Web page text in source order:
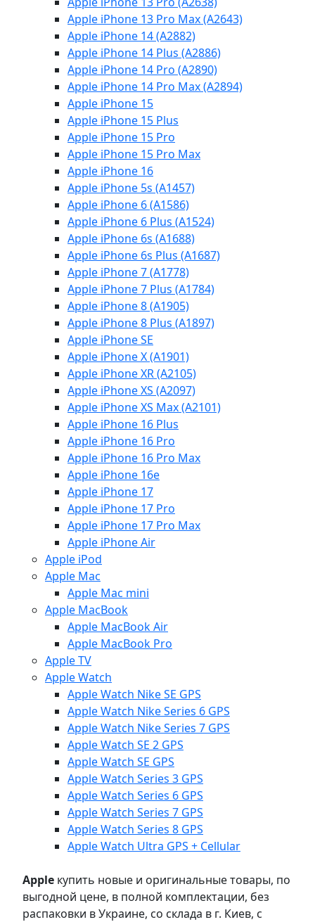
Apple iPhone 13 Pro Max (A2643)
Apple iPhone 14 (A2882)
Apple iPhone 14 Plus (A2886)
Apple iPhone 14 Pro (A2890)
Apple iPhone 14 Pro Max (A2894)
Apple iPhone 15
Apple iPhone 15 Plus
Apple iPhone 15 Pro
Apple iPhone 15 Pro Max
Apple iPhone 16
Apple iPhone 5s (A1457)
Apple iPhone 6 (A1586)
Apple iPhone 6 Plus (A1524)
Apple iPhone 6s (A1688)
Apple iPhone 6s Plus (A1687)
Apple iPhone 7 (A1778)
Apple iPhone 7 Plus (A1784)
Apple iPhone 8 (A1905)
Apple iPhone 8 Plus (A1897)
Apple iPhone SE
Apple iPhone X (A1901)
Apple iPhone XR (A2105)
Apple iPhone XS (A2097)
Apple iPhone XS Max (A2101)
Apple iPhone 16 Plus
Apple iPhone 16 Pro
Apple iPhone 16 Pro Max
Apple iPhone 16e
Apple iPhone 17
Apple iPhone 17 Pro
Apple iPhone 17 Pro Max
Apple iPhone Air
Apple iPod
Apple Mac
Apple Mac mini
Apple MacBook
Apple MacBook Air
Apple MacBook Pro
Apple TV
Apple Watch
Apple Watch Nike SE GPS
Apple Watch Nike Series 6 GPS
Apple Watch Nike Series 7 GPS
Apple Watch SE 2 GPS
Apple Watch SE GPS
Apple Watch Series 3 GPS
Apple Watch Series 6 GPS
Apple Watch Series 7 GPS
Apple Watch Series 8 GPS
Apple Watch Ultra GPS + Cellular
Apple купить новые и оригинальные товары, по
выгодной цене, в полной комплектации, без
распаковки в Украине, со склада в г. Киев, с